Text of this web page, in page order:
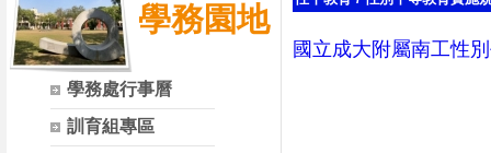
學務園地
學務處行事曆
訓育組專區
國立成大附屬南工性